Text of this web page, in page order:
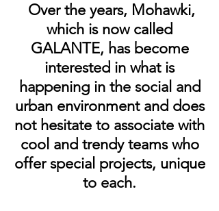
Over the years, Mohawki,
which is now called
GALANTE, has become
interested in what is
happening in the social and
urban environment and does
not hesitate to associate with
cool and trendy teams who
offer special projects, unique
to each.